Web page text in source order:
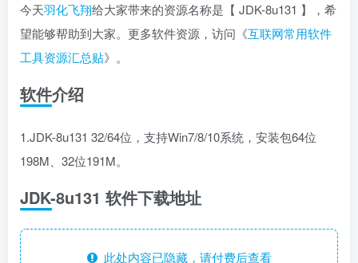
今天羽化飞翔给大家带来的资源名称是【 JDK-8u131 】，希
望能够帮助到大家。更多软件资源，访问《互联网常用软件
工具资源汇总贴》。
软件介绍
1.JDK-8u131 32/64位，支持Win7/8/10系统，安装包64位
198M、32位191M。
JDK-8u131 软件下载地址
此处内容已隐藏，请付费后查看